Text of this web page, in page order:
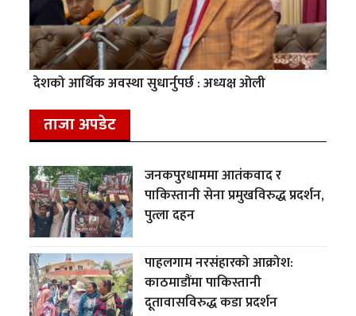
देशको आर्थिक अवस्था सुधार्नुपर्छ : अध्यक्ष ओली
ताजा अपडेट
जनकपुरधाममा आतंकवाद र
पाकिस्तानी सेना प्रमुखविरुद्ध प्रदर्शन,
पुत्ला दहन
पाहलगाम नरसंहारको आक्रोश:
काठमाडौंमा पाकिस्तानी
दूतावासविरुद्ध कडा प्रदर्शन